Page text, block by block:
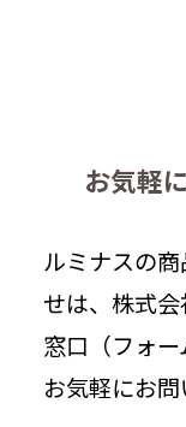
お気軽
ルミナスの
せは、株式
窓口（フォー
お気軽にお問